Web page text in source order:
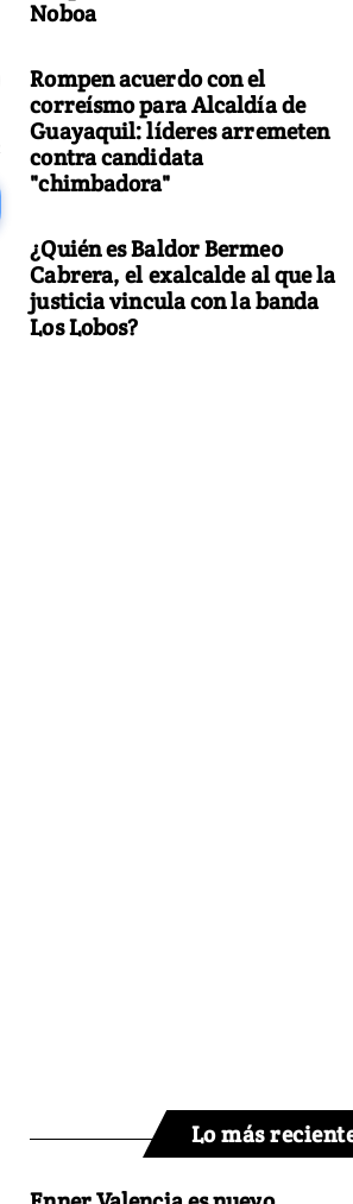
Noboa
Rompen acuerdo con el
correísmo para Alcaldía de
Guayaquil: líderes arremeten
contra candidata
"chimbadora"
¿Quién es Baldor Bermeo
Cabrera, el exalcalde al que la
justicia vincula con la banda
Los Lobos?
Lo más